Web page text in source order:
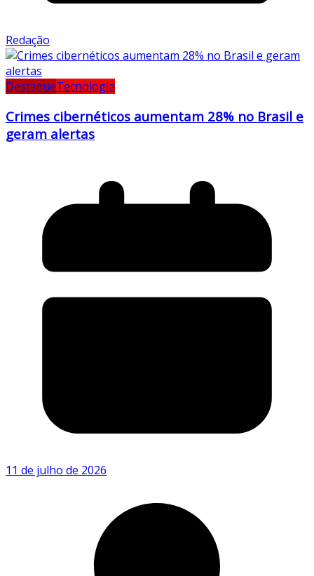
Redação
DestaqueTecnologia
Crimes cibernéticos aumentam 28% no Brasil e
geram alertas
11 de julho de 2026